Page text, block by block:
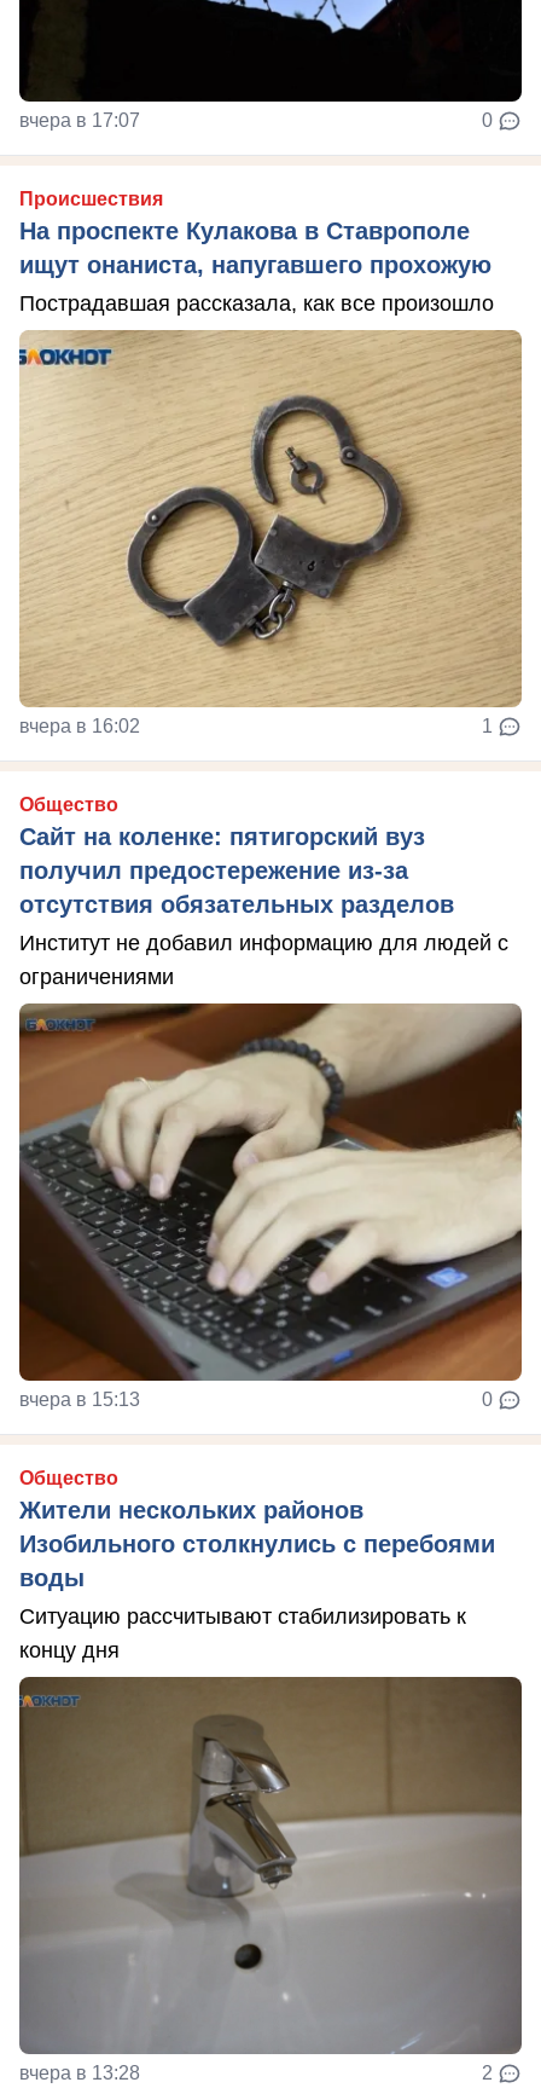
вчера в 17:07 0
Происшествия
На проспекте Кулакова в Ставрополе
ищут онаниста, напугавшего прохожую
Пострадавшая рассказала, как все произошло
вчера в 16:02 1
Общество
Сайт на коленке: пятигорский вуз
получил предостережение из-за
отсутствия обязательных разделов
Институт не добавил информацию для людей с
ограничениями
вчера в 15:13 0
Общество
Жители нескольких районов
Изобильного столкнулись с перебоями
воды
Ситуацию рассчитывают стабилизировать к
концу дня
вчера в 13:28 2